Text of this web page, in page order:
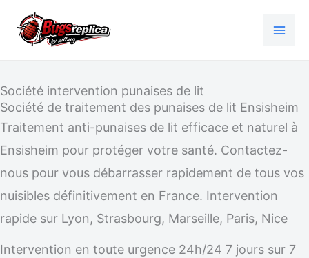
Société intervention punaises de lit
Société de traitement des punaises de lit Ensisheim
Traitement anti-punaises de lit efficace et naturel à
Ensisheim pour protéger votre santé. Contactez-
nous pour vous débarrasser rapidement de tous vos
nuisibles définitivement en France. Intervention
rapide sur Lyon, Strasbourg, Marseille, Paris, Nice
Intervention en toute urgence 24h/24 7 jours sur 7